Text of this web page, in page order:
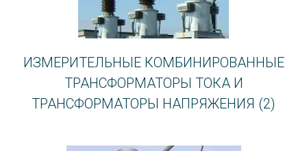
ИЗМЕРИТЕЛЬНЫЕ КОМБИНИРОВАННЫЕ
ТРАНСФОРМАТОРЫ ТОКА И
ТРАНСФОРМАТОРЫ НАПРЯЖЕНИЯ (2)